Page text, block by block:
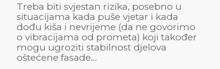
Treba biti svjestan rizika, posebno u
situacijama kada puše vjetar i kada
dođu kiša i nevrijeme (da ne govorimo
o vibracijama od prometa) koji također
mogu ugroziti stabilnost djelova
oštećene fasade…